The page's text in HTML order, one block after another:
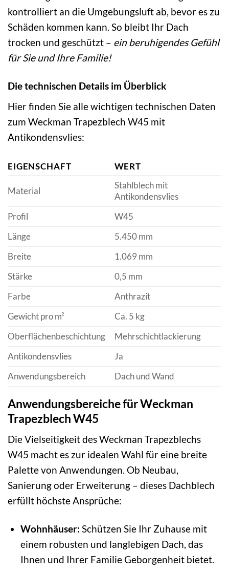
kontrolliert an die Umgebungsluft ab, bevor es zu
Schäden kommen kann. So bleibt Ihr Dach
trocken und geschützt – ein beruhigendes Gefühl
für Sie und Ihre Familie!
Die technischen Details im Überblick
Hier finden Sie alle wichtigen technischen Daten
zum Weckman Trapezblech W45 mit
Antikondensvlies:
EIGENSCHAFT WERT
Material
Stahlblech mit
Antikondensvlies
Profil
W45
Länge
5.450 mm
Breite
1.069 mm
Stärke
0,5 mm
Farbe
Anthrazit
Gewicht pro m²
Ca. 5 kg
Oberflächenbeschichtung
Mehrschichtlackierung
Antikondensvlies
Ja
Anwendungsbereich
Dach und Wand
Anwendungsbereiche für Weckman
Trapezblech W45
Die Vielseitigkeit des Weckman Trapezblechs
W45 macht es zur idealen Wahl für eine breite
Palette von Anwendungen. Ob Neubau,
Sanierung oder Erweiterung – dieses Dachblech
erfüllt höchste Ansprüche:
Wohnhäuser: Schützen Sie Ihr Zuhause mit
einem robusten und langlebigen Dach, das
Ihnen und Ihrer Familie Geborgenheit bietet.